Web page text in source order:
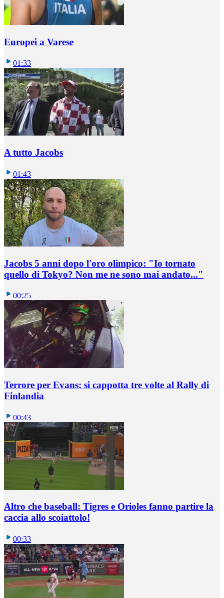
Europei a Varese
01:33
A tutto Jacobs
01:43
Jacobs 5 anni dopo l'oro olimpico: "Io tornato
quello di Tokyo? Non me ne sono mai andato..."
00:25
Terrore per Evans: si cappotta tre volte al Rally di
Finlandia
00:43
Altro che baseball: Tigres e Orioles fanno partire la
caccia allo scoiattolo!
00:33